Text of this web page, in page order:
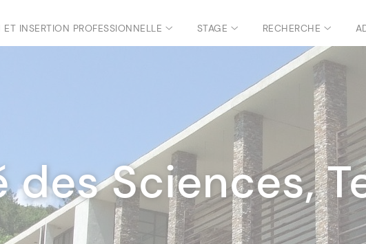
ET INSERTION PROFESSIONNELLE STAGE RECHERCHE
des Sciences,